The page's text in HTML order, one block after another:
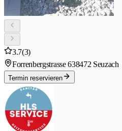
3.7(3)
Forrenbergstrasse 638472 Seuzach
Termin reservieren